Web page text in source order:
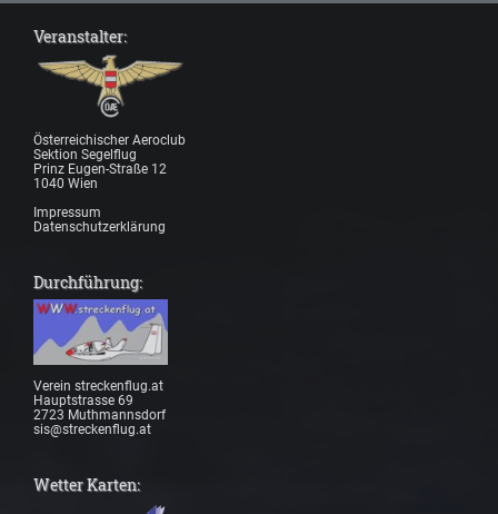
Veranstalter:
Österreichischer Aeroclub
Sektion Segelflug
Prinz Eugen-Straße 12
1040 Wien
Impressum
Datenschutzerklärung
Durchführung:
Verein streckenflug.at
Hauptstrasse 69
2723 Muthmannsdorf
sis@streckenflug.at
Wetter Karten: